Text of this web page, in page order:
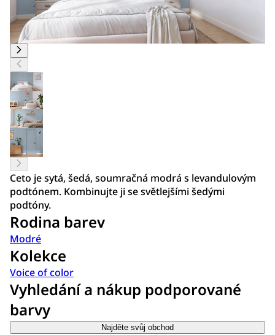
Ceto je sytá, šedá, soumračná modrá s levandulovým
podtónem. Kombinujte ji se světlejšími šedými
podtóny.
Rodina barev
Modré
Kolekce
Voice of color
Vyhledání a nákup podporované
barvy
Najděte svůj obchod